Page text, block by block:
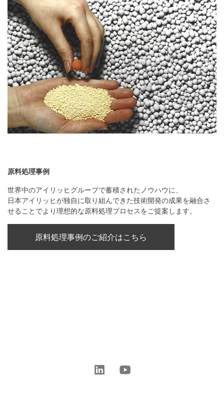
原料処理事例
世界中のアイリッヒグループで蓄積されたノウハウに、
日本アイリッヒが独自に取り組んできた技術開発の成果を融合さ
せることでより理想的な原料処理プロセスをご提案します。
原料処理事例のご紹介はこちら